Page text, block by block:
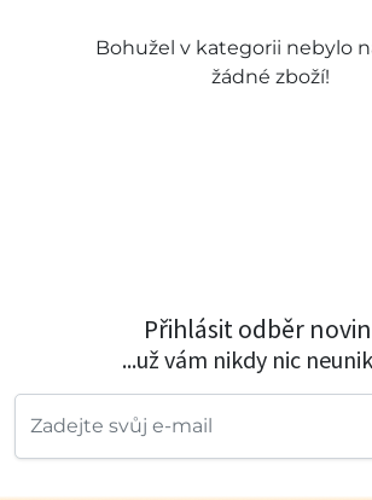
Bohužel v kategorii nebylo
žádné zboží!
Přihlásit odběr
...už vám nikdy nic